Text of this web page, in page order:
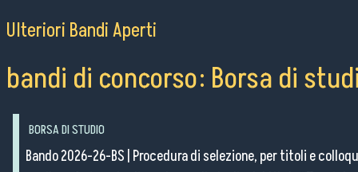
Ulteriori Bandi Aperti
bandi di concorso: Borsa di
BORSA DI STUDIO
Bando 2026-26-BS Procedura di selezione, per titoli e